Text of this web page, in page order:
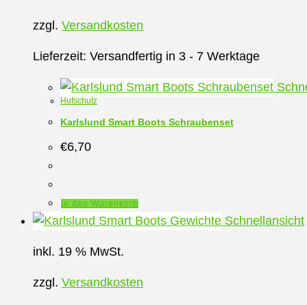
zzgl. Versandkosten
Lieferzeit: Versandfertig in 3 - 7 Werktage
Hufschutz
Karlslund Smart Boots Schraubenset
€6,70
In den Warenkorb
Schnellansicht
inkl. 19 % MwSt.
zzgl. Versandkosten